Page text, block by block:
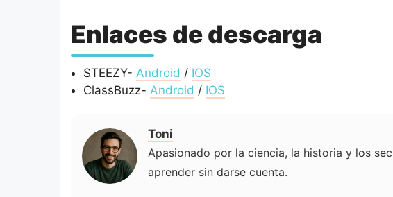
Enlaces de descarga
STEEZY- Android / IOS
ClassBuzz- Android / IOS
Toni
Apasionado por la ciencia, la historia y los
aprender sin darse cuenta.